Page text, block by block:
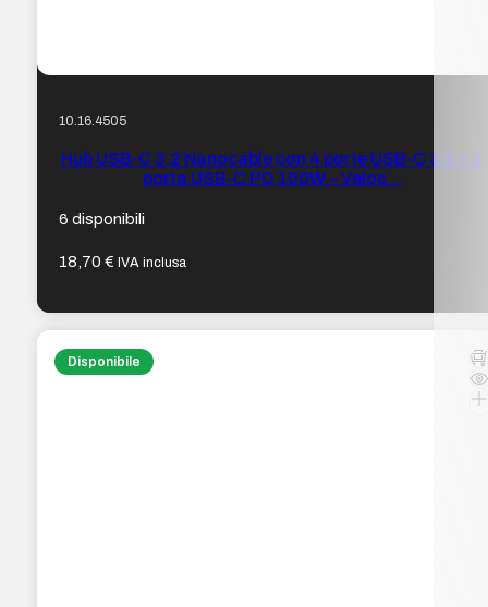
10.16.4505
Hub USB-C 3.2 Nanocable con 4 porte USB-C 3.2 + 1
porta USB-C PD 100W – Veloc…
6 disponibili
18,70€ IVA inclusa
Disponibile